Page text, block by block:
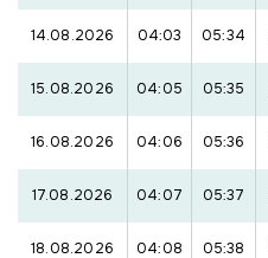
14.08.2026 04:03 05:34
15.08.2026 04:05 05:35
16.08.2026 04:06 05:36
17.08.2026 04:07 05:37
18.08.2026 04:08 05:38